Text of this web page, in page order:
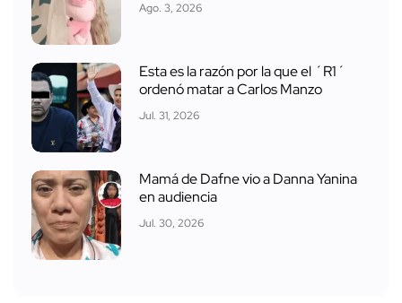
Ago. 3, 2026
Esta es la razón por la que el ´R1´
ordenó matar a Carlos Manzo
Jul. 31, 2026
Mamá de Dafne vio a Danna Yanina
en audiencia
Jul. 30, 2026